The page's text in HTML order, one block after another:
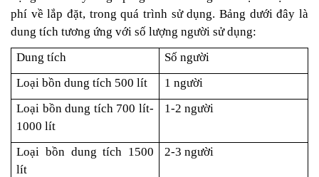
phí về lắp đặt, trong quá trình sử dụng. Bảng dưới đây là
dung tích tương ứng với số lượng người sử dụng:
Dung tích
Số người
Loại bồn dung tích 500 lít
1 người
Loại bồn dung tích 700 lít-
1000 lít
1-2 người
Loại bồn dung tích 1500
lít
2-3 người